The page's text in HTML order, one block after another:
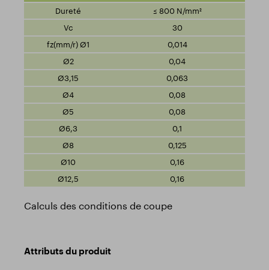
≤ 800 N/mm²
30
0,014
0,04
0,063
0,08
0,08
0,1
0,125
0,16
0,16
Calculs des conditions de coupe
Attributs du produit